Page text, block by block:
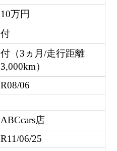
10万円
付
付（3ヵ月/走行距離
3,000km）
R08/06
ABCcars店
R11/06/25